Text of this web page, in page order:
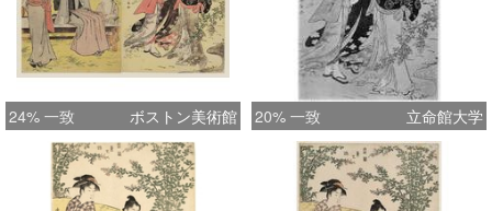
24% 一致 ボストン美術館 20% 一致 立命館大学